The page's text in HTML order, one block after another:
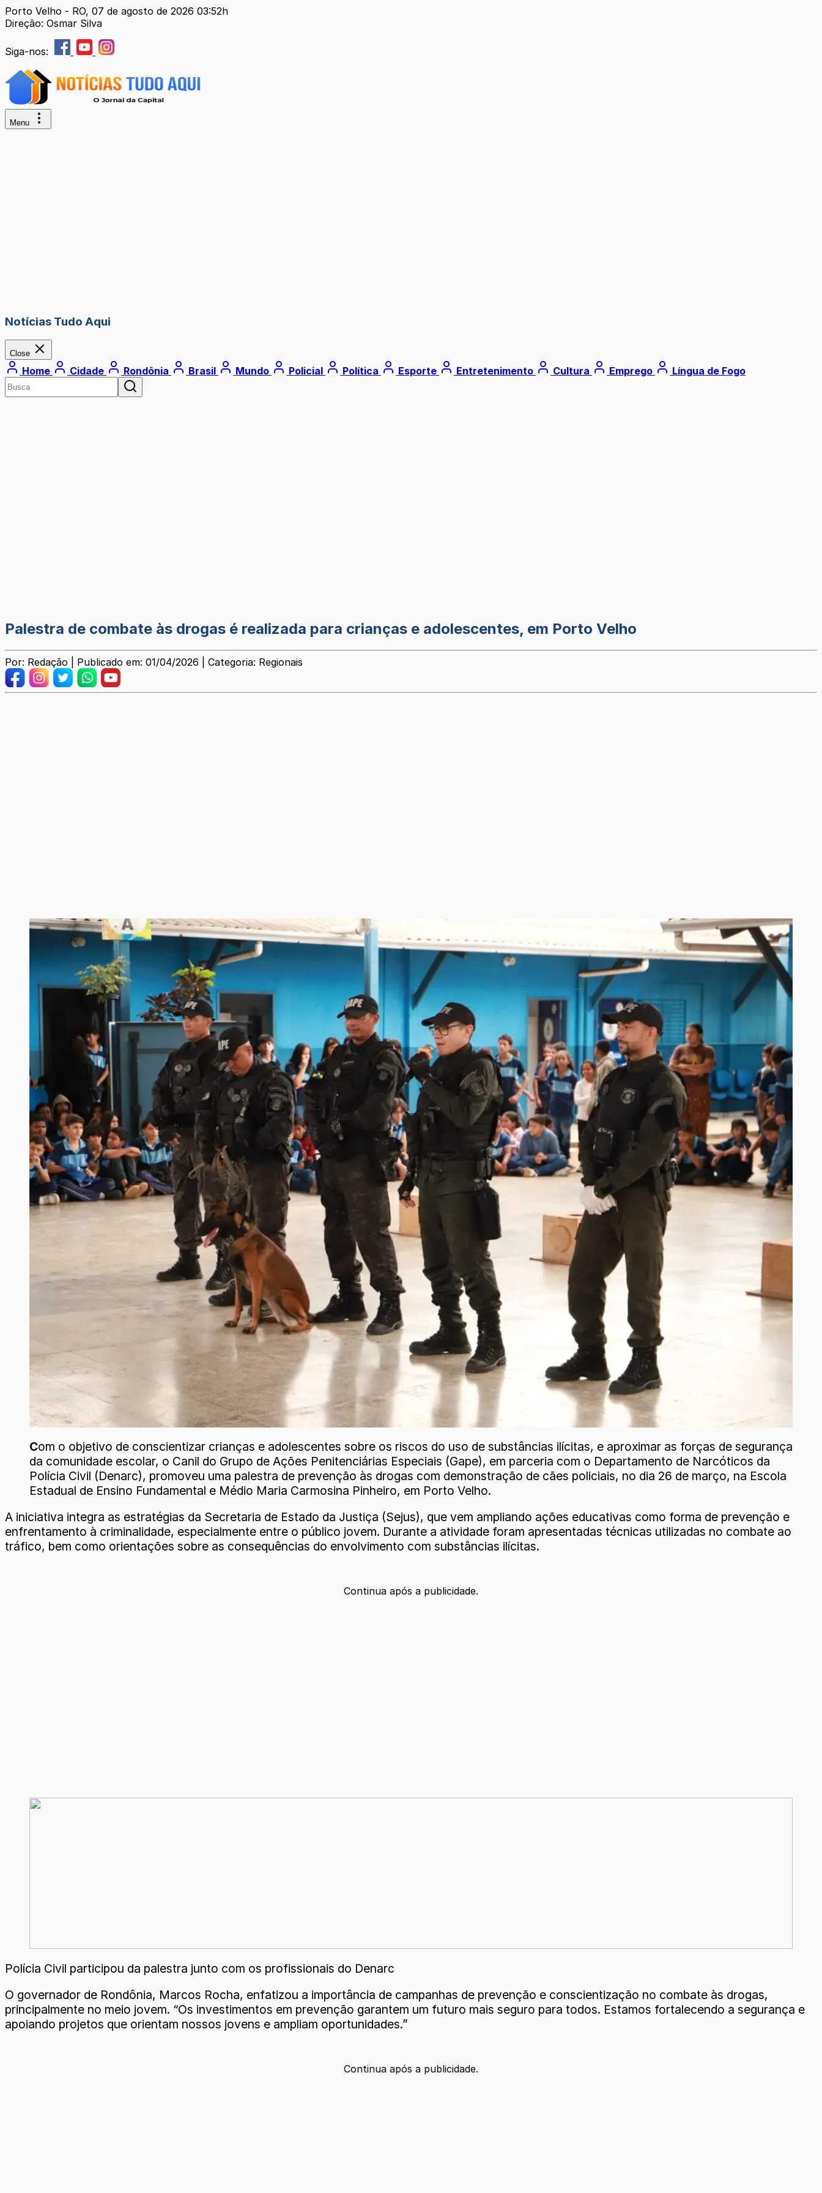
Porto Velho - RO, 07 de agosto de 2026 03:52h
Direção: Osmar Silva
Siga-nos:
Menu
Notícias Tudo Aqui
Close
Home Cidade Rondônia Brasil Mundo Policial Política Esporte Entretenimento Cultura Emprego Língua de Fogo
Palestra de combate às drogas é realizada para crianças e adolescentes, em Porto Velho
Por: Redação | Publicado em: 01/04/2026 | Categoria: Regionais
Com o objetivo de conscientizar crianças e adolescentes sobre os riscos do uso de substâncias ilícitas, e aproximar as forças de segurança
da comunidade escolar, o Canil do Grupo de Ações Penitenciárias Especiais (Gape), em parceria com o Departamento de Narcóticos da
Polícia Civil (Denarc), promoveu uma palestra de prevenção às drogas com demonstração de cães policiais, no dia 26 de março, na Escola
Estadual de Ensino Fundamental e Médio Maria Carmosina Pinheiro, em Porto Velho.
A iniciativa integra as estratégias da Secretaria de Estado da Justiça (Sejus), que vem ampliando ações educativas como forma de prevenção e
enfrentamento à criminalidade, especialmente entre o público jovem. Durante a atividade foram apresentadas técnicas utilizadas no combate ao
tráfico, bem como orientações sobre as consequências do envolvimento com substâncias ilícitas.
Continua após a publicidade.
Polícia Civil participou da palestra junto com os profissionais do Denarc
O governador de Rondônia, Marcos Rocha, enfatizou a importância de campanhas de prevenção e conscientização no combate às drogas,
principalmente no meio jovem. “Os investimentos em prevenção garantem um futuro mais seguro para todos. Estamos fortalecendo a segurança e
apoiando projetos que orientam nossos jovens e ampliam oportunidades.”
Continua após a publicidade.